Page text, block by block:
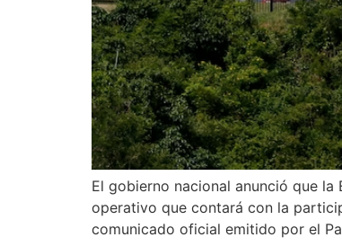
El gobierno nacional anunció que
operativo que contará con la
comunicado oficial emitido por el